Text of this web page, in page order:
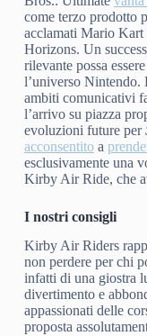
come terzo prodotto
acclamati Mario
Horizons. Un
rilevante possa
l’universo
ambiti comunicativi
l’arrivo su piazza
evoluzioni future per
acconsentitoa
esclusivamente una
Kirby Air Ride, che
I nostri consigli
Kirby Air Riders
non perdere per chi
infatti di una giostra
divertimento e
appassionati delle
proposta